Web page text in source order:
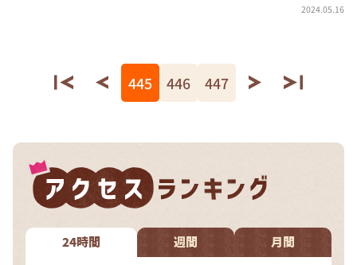
2024.05.16
445 446 447
24時間 週間 月間